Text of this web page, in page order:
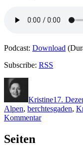
Podcast: Download
Subscribe: RSS
Kristine17.
Alpen, berchtesgaden,
Kommentarzu
Seiten